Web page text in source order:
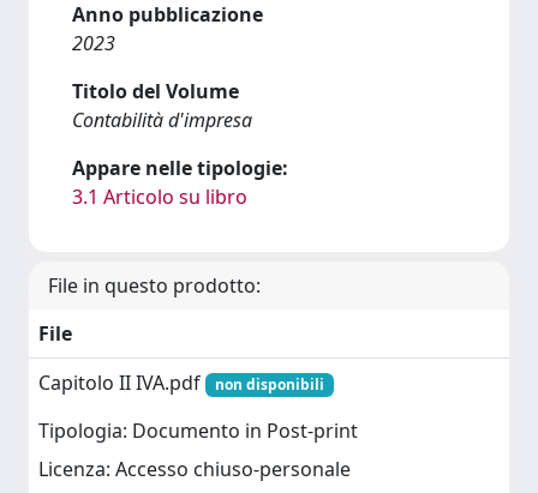
Anno pubblicazione
2023
Titolo del Volume
Contabilità d'impresa
Appare nelle tipologie:
3.1 Articolo su libro
File in questo prodotto:
File
Capitolo II IVA.pdf
non disponibili
Tipologia: Documento in Post-print
Licenza: Accesso chiuso-personale